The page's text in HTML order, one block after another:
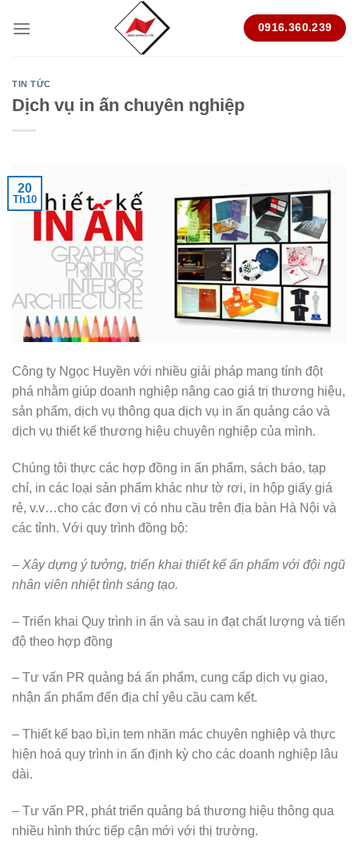
0916.360.239
TIN TỨC
Dịch vụ in ấn chuyên nghiệp
20
Th10
Công ty Ngọc Huyền với nhiều giải pháp mang tính đột
phá nhằm giúp doanh nghiệp nâng cao giá trị thương hiệu,
sản phẩm, dịch vụ thông qua dịch vụ in ấn quảng cáo và
dịch vụ thiết kế thương hiệu chuyên nghiệp của mình.
Chúng tôi thực các hợp đồng in ấn phẩm, sách báo, tạp
chí, in các loại sản phẩm khác như tờ rơi, in hộp giấy giá
rẻ, v.v…cho các đơn vị có nhu cầu trên địa bàn Hà Nội và
các tỉnh. Với quy trình đồng bộ:
– Xây dựng ý tưởng, triển khai thiết kế ấn phẩm với đội ngũ
nhân viên nhiệt tình sáng tạo.
– Triển khai Quy trình in ấn và sau in đạt chất lượng và tiến
độ theo hợp đồng
– Tư vấn PR quảng bá ấn phẩm, cung cấp dịch vụ giao,
nhận ấn phẩm đến địa chỉ yêu cầu cam kết.
– Thiết kế bao bì,in tem nhãn mác chuyên nghiệp và thực
hiện hoá quy trình in ấn định kỳ cho các doanh nghiệp lâu
dài.
– Tư vấn PR, phát triển quảng bá thương hiệu thông qua
nhiều hình thức tiếp cận mới với thị trường.